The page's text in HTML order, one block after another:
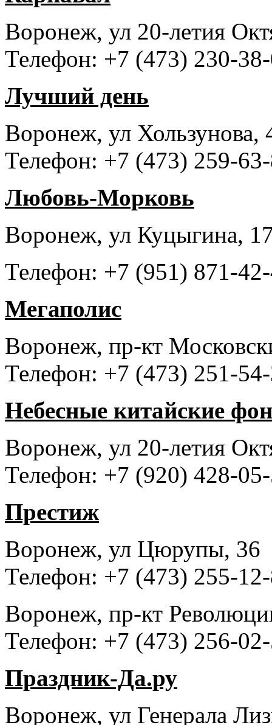
Воронеж, ул 20-летия
Телефон: +7 (473) 230-
Лучший день
Воронеж, ул Хользунова,
Телефон: +7 (473) 259-
Любовь-Морковь
Воронеж, ул Куцыгина,
Телефон: +7 (951) 871-
Мегаполис
Воронеж, пр-кт
Телефон: +7 (473) 251-
Небесные китайские
Воронеж, ул 20-летия
Телефон: +7 (920) 428-
Престиж
Воронеж, ул Цюрупы, 36
Телефон: +7 (473) 255-
Воронеж, пр-кт
Телефон: +7 (473) 256-
Праздник-Да.ру
Воронеж, ул Генерала